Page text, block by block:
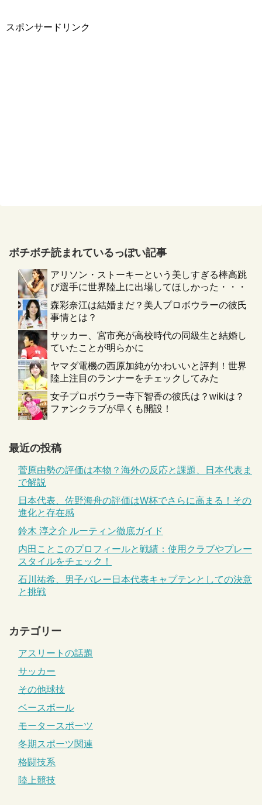
スポンサードリンク
ボチボチ読まれているっぽい記事
アリソン・ストーキーという美しすぎる棒高跳
び選手に世界陸上に出場してほしかった・・・
森彩奈江は結婚まだ？美人プロボウラーの彼氏
事情とは？
サッカー、宮市亮が高校時代の同級生と結婚し
ていたことが明らかに
ヤマダ電機の西原加純がかわいいと評判！世界
陸上注目のランナーをチェックしてみた
女子プロボウラー寺下智香の彼氏は？wikiは？
ファンクラブが早くも開設！
最近の投稿
菅原由勢の評価は本物？海外の反応と課題、日本代表ま
で解説
日本代表、佐野海舟の評価はW杯でさらに高まる！その
進化と存在感
鈴木 淳之介 ルーティン徹底ガイド
内田ことこのプロフィールと戦績：使用クラブやプレー
スタイルをチェック！
石川祐希、男子バレー日本代表キャプテンとしての決意
と挑戦
カテゴリー
アスリートの話題
サッカー
その他球技
ベースボール
モータースポーツ
冬期スポーツ関連
格闘技系
陸上競技